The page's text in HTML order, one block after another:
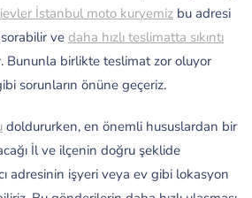
İstanbul moto kuryemiz bu adresi
ve daha hızlı teslimatta sıkıntı
Bununla birlikte teslimat zor oluyor
sorunların önüne geçeriz.
doldururken, en önemli hususlardan bir
İl ve ilçenin doğru şeklide
adresinin işyeri veya ev gibi lokasyon